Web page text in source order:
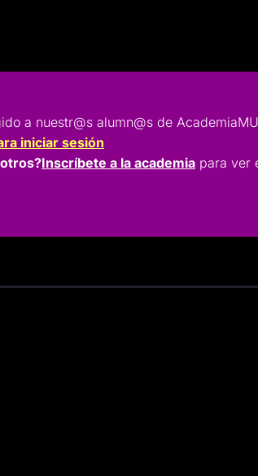
a nuestr@s alumn@s de
iniciar sesión
Inscríbete a la academia para ver